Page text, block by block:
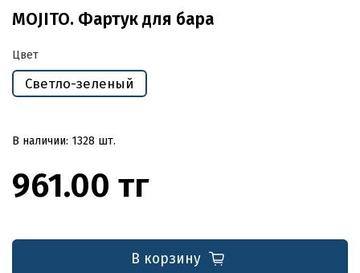
MOJITO. Фартук для бара
Цвет
Светло-зеленый
В наличии: 1328 шт.
961.00 тг
В корзину